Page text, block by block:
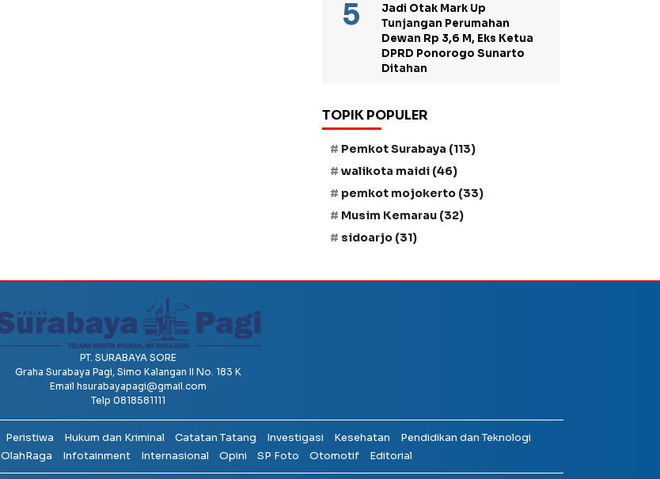
Jadi Otak Mark Up
Tunjangan Perumahan
Dewan Rp 3,6 M, Eks Ketua
DPRD Ponorogo Sunarto
Ditahan
TOPIK POPULER
Pemkot Surabaya (113)
walikota maidi (46)
pemkot mojokerto (33)
Musim Kemarau (32)
sidoarjo (31)
PT. SURABAYA SORE
Graha Surabaya Pagi, Simo Kalangan II No. 183 K
Email hsurabayapagi@gmail.com
Telp 0818581111
Peristiwa Hukum dan Kriminal Catatan Tatang Investigasi Kesehatan
Pendidikan dan Teknologi
OlahRaga Infotainment Internasional Opini SP Foto Otomotif Editorial